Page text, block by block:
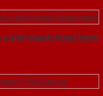
o kinh thanh thoat hiem